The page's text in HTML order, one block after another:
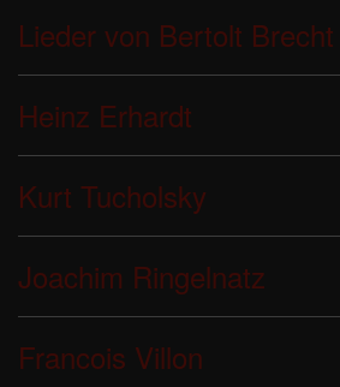
Lieder von Bertolt Brecht
Heinz Erhardt
Kurt Tucholsky
Joachim Ringelnatz
Francois Villon